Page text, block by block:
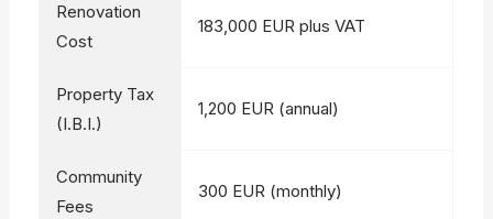
Renovation
Cost
183,000 EUR plus VAT
Property Tax
(I.B.I.)
1,200 EUR (annual)
Community
Fees
300 EUR (monthly)